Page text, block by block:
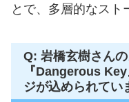
とで、多層的なスト
Q: 岩橋玄樹さん
『Dangerous
ジが込められてい